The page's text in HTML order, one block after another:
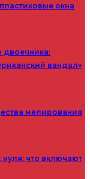
окна
двоечника:
вандал»
мелирования
что включают